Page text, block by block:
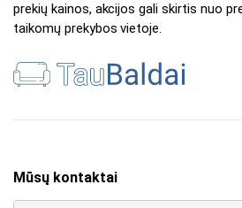
prekių kainos, akcijos gali skirtis nuo
taikomų prekybos vietoje.
Mūsų kontaktai